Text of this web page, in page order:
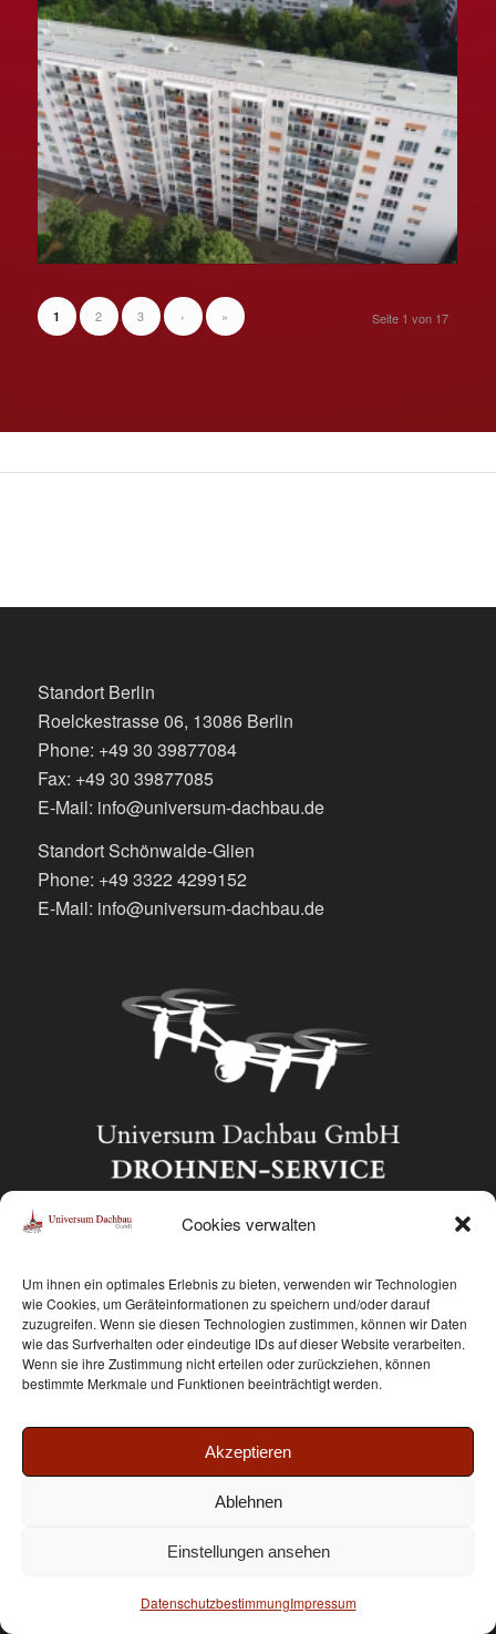
Cookies verwalten
Um ihnen ein optimales Erlebnis zu bieten, verwenden wir Technologien
wie Cookies, um Geräteinformationen zu speichern und/oder darauf
zuzugreifen. Wenn sie diesen Technologien zustimmen, können wir Daten
wie das Surfverhalten oder eindeutige IDs auf dieser Website verarbeiten.
Wenn sie ihre Zustimmung nicht erteilen oder zurückziehen, können
bestimmte Merkmale und Funktionen beeinträchtigt werden.
Akzeptieren
Ablehnen
Einstellungen ansehen
DatenschutzbestimmungImpressum
Seite 1 von 17
1 2 3 › »
Standort Berlin
Roelckestrasse 06, 13086 Berlin
Phone: +49 30 39877084
Fax: +49 30 39877085
E-Mail: info@universum-dachbau.de
Standort Schönwalde-Glien
Phone: +49 3322 4299152
E-Mail: info@universum-dachbau.de
schnell & günstig zum Angebot
kompakt . leistungsstark . vielseitig